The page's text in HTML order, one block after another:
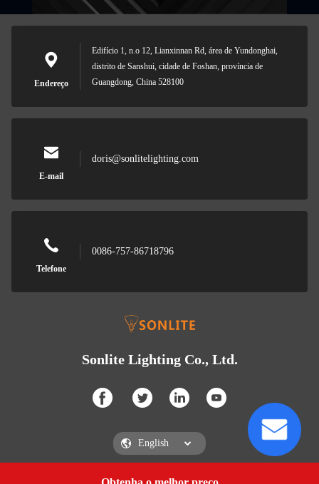
Endereço
Edifício 1, n.o 12, Lianxinnan Rd, área de Yundonghai,
distrito de Sanshui, cidade de Foshan, província de
Guangdong, China 528100
E-mail
doris@sonlitelighting.com
Telefone
0086-757-86718796
Sonlite Lighting Co., Ltd.